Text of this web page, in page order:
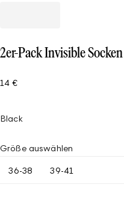
2er-Pack Invisible Socken
14 €
Black
Größe auswählen
36-38 39-41